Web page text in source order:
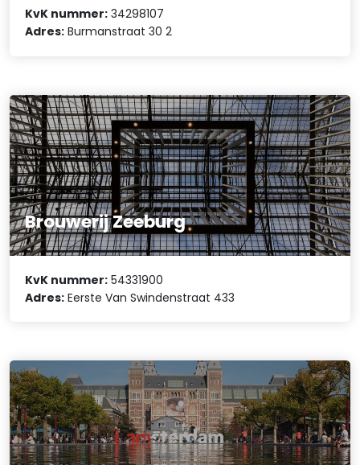
KvK nummer: 34298107
Adres: Burmanstraat 30 2
Brouwerij Zeeburg
KvK nummer: 54331900
Adres: Eerste Van Swindenstraat 433